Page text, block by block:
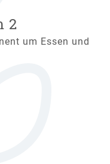
2
um Essen und